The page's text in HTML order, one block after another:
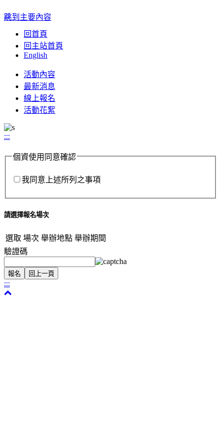
跳到主要內容
:::
回首頁
回主站首頁
English
Toggle
navigation
活動內容
最新消息
線上報名
活動花絮
:::
個資使用同意確認
我同意上述所列之事項
請選擇報名場次
選取 場次 舉辦地點 舉辦期間
驗證碼
:::